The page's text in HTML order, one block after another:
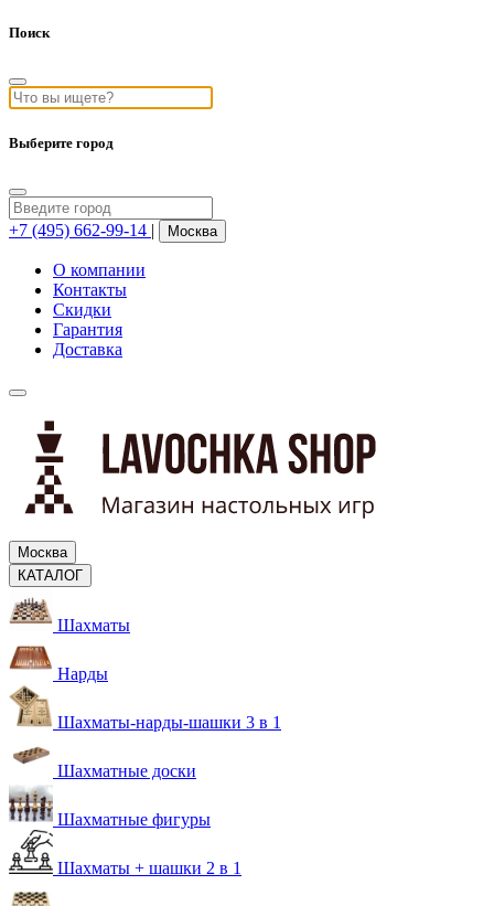
Поиск
Выберите город
+7 (495) 662-99-14 | Москва
О компании
Контакты
Скидки
Гарантия
Доставка
Москва
КАТАЛОГ
Шахматы
Нарды
Шахматы-нарды-шашки 3 в 1
Шахматные доски
Шахматные фигуры
Шахматы + шашки 2 в 1